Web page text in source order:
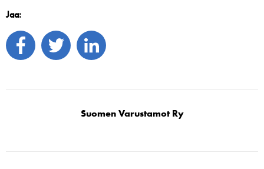
Jaa:
Suomen Varustamot Ry